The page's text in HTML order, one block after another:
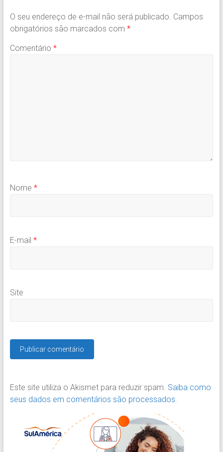
O seu endereço de e-mail não será publicado. Campos
obrigatórios são marcados com *
Comentário *
Nome *
E-mail *
Site
Este site utiliza o Akismet para reduzir spam. Saiba como
seus dados em comentários são processados